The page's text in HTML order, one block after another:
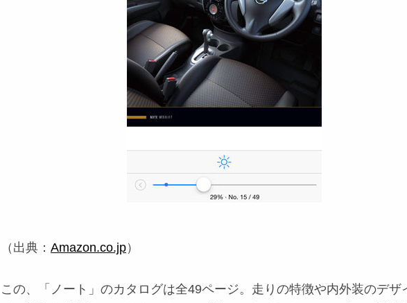
（出典： Amazon.co.jp）
この、「ノート」のカタログは全49ページ。走りの特徴や内外装のデザ